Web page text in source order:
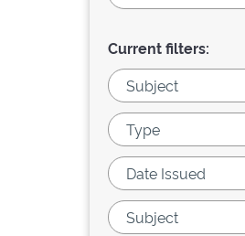
Current filters: